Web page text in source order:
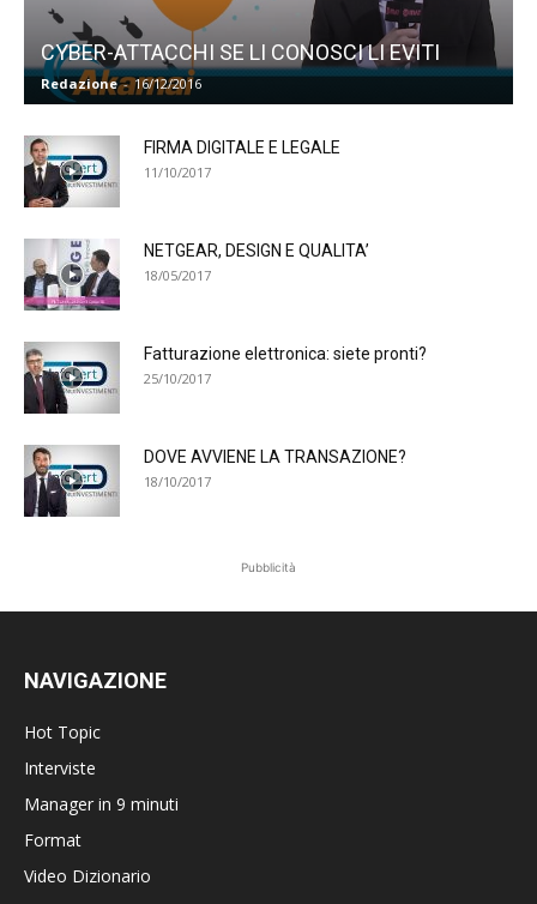
CYBER-ATTACCHI SE LI CONOSCI LI EVITI
Redazione - 16/12/2016
FIRMA DIGITALE E LEGALE
11/10/2017
NETGEAR, DESIGN E QUALITA’
18/05/2017
Fatturazione elettronica: siete pronti?
25/10/2017
DOVE AVVIENE LA TRANSAZIONE?
18/10/2017
Pubblicità
NAVIGAZIONE
Hot Topic
Interviste
Manager in 9 minuti
Format
Video Dizionario